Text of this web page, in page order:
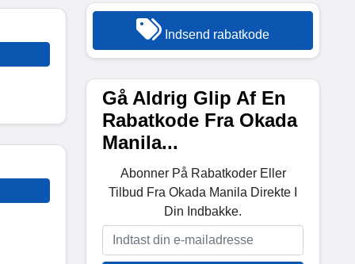
Indsend rabatkode
Gå Aldrig Glip Af En
Rabatkode Fra Okada
Manila...
Abonner På Rabatkoder Eller
Tilbud Fra Okada Manila Direkte I
Din Indbakke.